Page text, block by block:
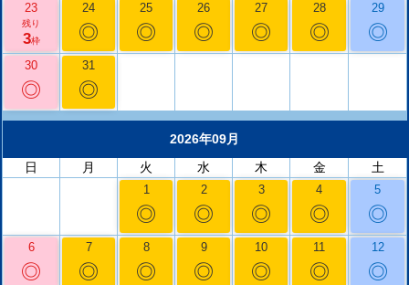
23
残り
3枠
24
◎
25
◎
26
◎
27
◎
28
◎
29
◎
30
◎
31
◎
2026年09月
日
月 火 水 木 金 土
1
◎
2
◎
3
◎
4
◎
5
◎
6
◎
7
◎
8
◎
9
◎
10
◎
11
◎
12
◎